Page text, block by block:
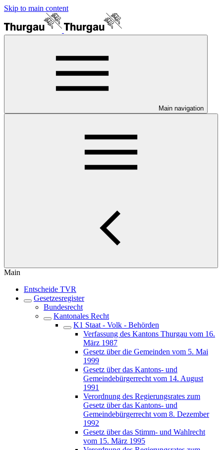
Skip to main content
Main navigation
Main
Entscheide TVR
Gesetzesregister
Bundesrecht
Kantonales Recht
K1 Staat - Volk - Behörden
Verfassung des Kantons Thurgau vom 16.
März 1987
Gesetz über die Gemeinden vom 5. Mai
1999
Gesetz über das Kantons- und
Gemeindebürgerrecht vom 14. August
1991
Verordnung des Regierungsrates zum
Gesetz über das Kantons- und
Gemeindebürgerrecht vom 8. Dezember
1992
Gesetz über das Stimm- und Wahlrecht
vom 15. März 1995